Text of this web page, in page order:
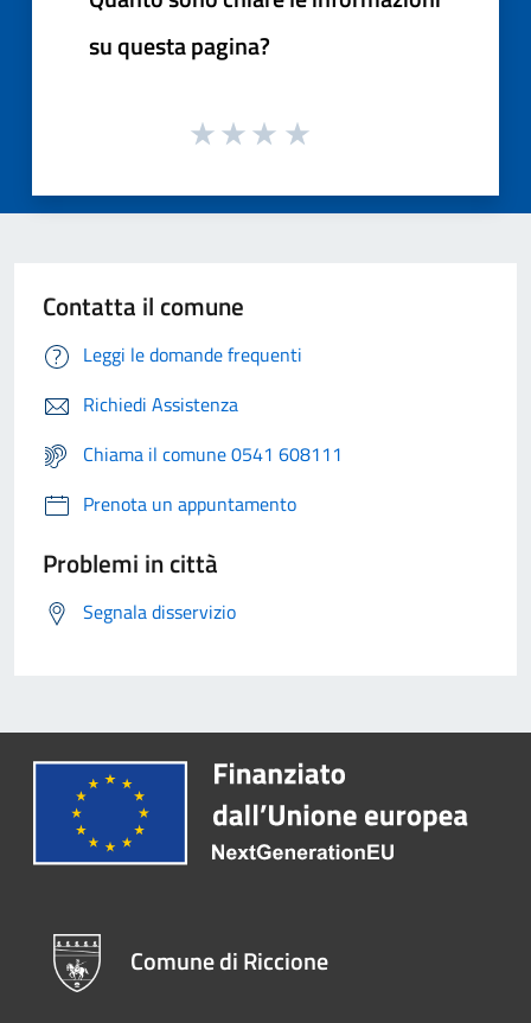
su questa pagina?
Contatta il comune
Leggi le domande frequenti
Richiedi Assistenza
Chiama il comune 0541 608111
Prenota un appuntamento
Problemi in città
Segnala disservizio
Comune di Riccione